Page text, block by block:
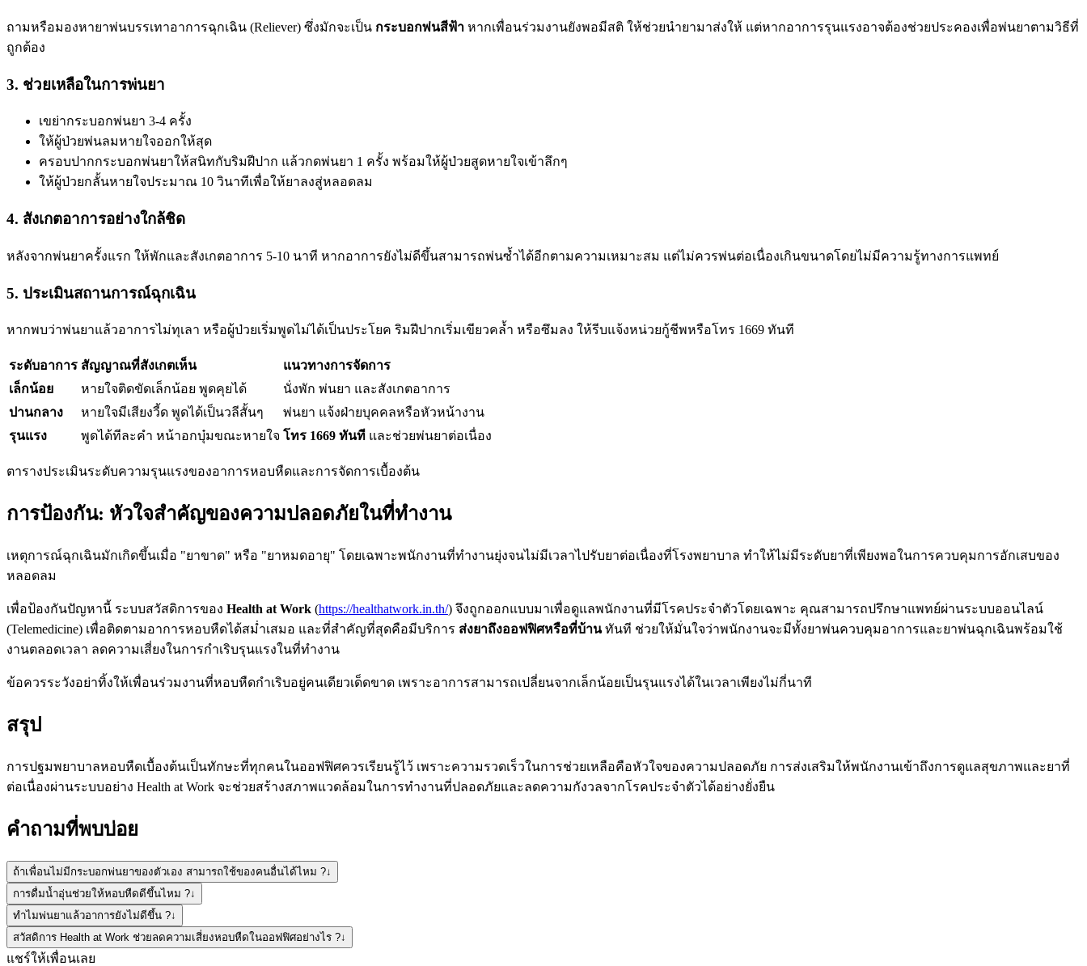
ถามหรือมองหายาพ่นบรรเทาอาการฉุกเฉิน (Reliever) ซึ่งมักจะเป็น กระบอกพ่นสีฟ้า หากเพื่อนร่วมงานยังพอมีสติ ให้ช่วยนำยามาส่งให้ แต่หากอาการรุนแรงอาจต้องช่วยประคองเพื่อพ่นยาตามวิธีที่
ถูกต้อง
3. ช่วยเหลือในการพ่นยา
เขย่ากระบอกพ่นยา 3-4 ครั้ง
ให้ผู้ป่วยพ่นลมหายใจออกให้สุด
ครอบปากกระบอกพ่นยาให้สนิทกับริมฝีปาก แล้วกดพ่นยา 1 ครั้ง พร้อมให้ผู้ป่วยสูดหายใจเข้าลึกๆ
ให้ผู้ป่วยกลั้นหายใจประมาณ 10 วินาทีเพื่อให้ยาลงสู่หลอดลม
4. สังเกตอาการอย่างใกล้ชิด
หลังจากพ่นยาครั้งแรก ให้พักและสังเกตอาการ 5-10 นาที หากอาการยังไม่ดีขึ้นสามารถพ่นซ้ำได้อีกตามความเหมาะสม แต่ไม่ควรพ่นต่อเนื่องเกินขนาดโดยไม่มีความรู้ทางการแพทย์
5. ประเมินสถานการณ์ฉุกเฉิน
หากพบว่าพ่นยาแล้วอาการไม่ทุเลา หรือผู้ป่วยเริ่มพูดไม่ได้เป็นประโยค ริมฝีปากเริ่มเขียวคล้ำ หรือซึมลง ให้รีบแจ้งหน่วยกู้ชีพหรือโทร 1669 ทันที
ระดับอาการ สัญญาณที่สังเกตเห็น
แนวทางการจัดการ
เล็กน้อย
หายใจติดขัดเล็กน้อย พูดคุยได้
นั่งพัก พ่นยา และสังเกตอาการ
ปานกลาง
หายใจมีเสียงวี้ด พูดได้เป็นวลีสั้นๆ
พ่นยา แจ้งฝ่ายบุคคลหรือหัวหน้างาน
รุนแรง
พูดได้ทีละคำ หน้าอกบุ๋มขณะหายใจ โทร 1669 ทันที และช่วยพ่นยาต่อเนื่อง
ตารางประเมินระดับความรุนแรงของอาการหอบหืดและการจัดการเบื้องต้น
การป้องกัน: หัวใจสำคัญของความปลอดภัยในที่ทำงาน
เหตุการณ์ฉุกเฉินมักเกิดขึ้นเมื่อ "ยาขาด" หรือ "ยาหมดอายุ" โดยเฉพาะพนักงานที่ทำงานยุ่งจนไม่มีเวลาไปรับยาต่อเนื่องที่โรงพยาบาล ทำให้ไม่มีระดับยาที่เพียงพอในการควบคุมการอักเสบของ
หลอดลม
เพื่อป้องกันปัญหานี้ ระบบสวัสดิการของ Health at Work (https://healthatwork.in.th/) จึงถูกออกแบบมาเพื่อดูแลพนักงานที่มีโรคประจำตัวโดยเฉพาะ คุณสามารถปรึกษาแพทย์ผ่านระบบออนไลน์
(Telemedicine) เพื่อติดตามอาการหอบหืดได้สม่ำเสมอ และที่สำคัญที่สุดคือมีบริการ ส่งยาถึงออฟฟิศหรือที่บ้านทันที ช่วยให้มั่นใจว่าพนักงานจะมีทั้งยาพ่นควบคุมอาการและยาพ่นฉุกเฉินพร้อมใช้
งานตลอดเวลา ลดความเสี่ยงในการกำเริบรุนแรงในที่ทำงาน
ข้อควรระวังอย่าทิ้งให้เพื่อนร่วมงานที่หอบหืดกำเริบอยู่คนเดียวเด็ดขาด เพราะอาการสามารถเปลี่ยนจากเล็กน้อยเป็นรุนแรงได้ในเวลาเพียงไม่กี่นาที
สรุป
การปฐมพยาบาลหอบหืดเบื้องต้นเป็นทักษะที่ทุกคนในออฟฟิศควรเรียนรู้ไว้ เพราะความรวดเร็วในการช่วยเหลือคือหัวใจของความปลอดภัย การส่งเสริมให้พนักงานเข้าถึงการดูแลสุขภาพและยาที่
ต่อเนื่องผ่านระบบอย่าง Health at Work จะช่วยสร้างสภาพแวดล้อมในการทำงานที่ปลอดภัยและลดความกังวลจากโรคประจำตัวได้อย่างยั่งยืน
คำถามที่พบบ่อย
ถ้าเพื่อนไม่มีกระบอกพ่นยาของตัวเอง สามารถใช้ของคนอื่นได้ไหม ?↓
การดื่มน้ำอุ่นช่วยให้หอบหืดดีขึ้นไหม ?↓
ทำไมพ่นยาแล้วอาการยังไม่ดีขึ้น ?↓
สวัสดิการ Health at Work ช่วยลดความเสี่ยงหอบหืดในออฟฟิศอย่างไร ?↓
แชร์ให้เพื่อนเลย